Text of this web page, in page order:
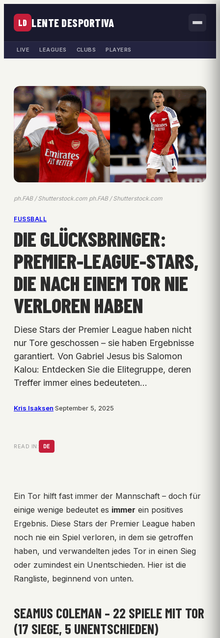
LD LENTE DESPORTIVA
LIVE LEAGUES CLUBS PLAYERS
ph.FAB / Shutterstock.com ph.FAB / Shutterstock.com
FUSSBALL
DIE GLÜCKSBRINGER:
PREMIER-LEAGUE-STARS,
DIE NACH EINEM TOR NIE
VERLOREN HABEN
Diese Stars der Premier League haben nicht
nur Tore geschossen – sie haben Ergebnisse
garantiert. Von Gabriel Jesus bis Salomon
Kalou: Entdecken Sie die Elitegruppe, deren
Treffer immer eines bedeuteten…
Kris Isaksen·September 5, 2025
READ IN: DE
Ein Tor hilft fast immer der Mannschaft – doch für
einige wenige bedeutet es immer ein positives
Ergebnis. Diese Stars der Premier League haben
noch nie ein Spiel verloren, in dem sie getroffen
haben, und verwandelten jedes Tor in einen Sieg
oder zumindest ein Unentschieden. Hier ist die
Rangliste, beginnend von unten.
SEAMUS COLEMAN – 22 SPIELE MIT TOR
(17 SIEGE, 5 UNENTSCHIEDEN)